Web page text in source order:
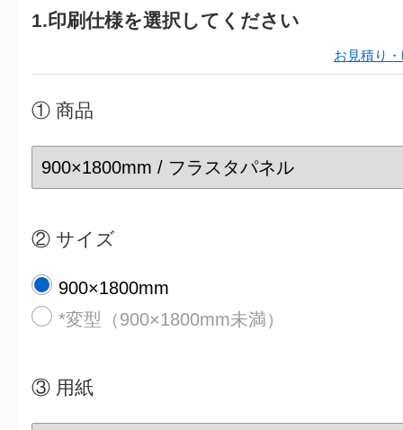
1.印刷仕様を選択してください
お見積り
① 商品
② サイズ
900×1800mm
*変型（900×1800mm未満）
③ 用紙